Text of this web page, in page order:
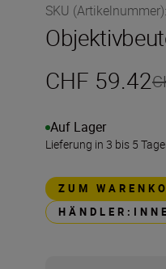
SKU (Artikelnummer):
CHF 59.42
Auf Lager
Lieferung in 3 bis 5
ZUM